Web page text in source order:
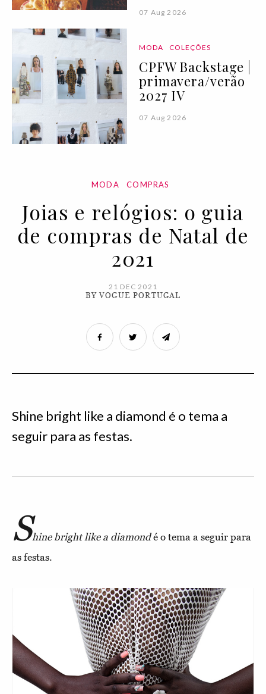
07 Aug 2026
MODA COLEÇÕES
CPFW Backstage |
primavera/verão
2027 IV
07 Aug 2026
MODA COMPRAS
Joias e relógios: o guia
de compras de Natal de
2021
21 DEC 2021
BY VOGUE PORTUGAL
Shine bright like a diamond é o tema a
seguir para as festas.
Shine bright like a diamondé o tema a seguir para
as festas.